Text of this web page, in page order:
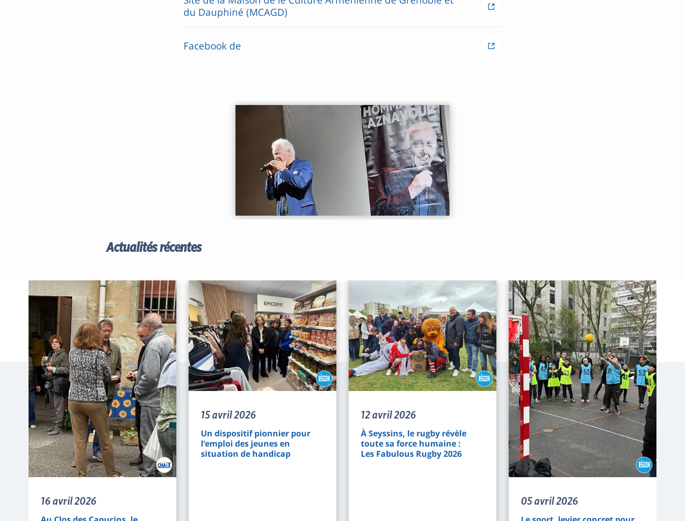
du Dauphiné (MCAGD)
Facebook de
Actualités récentes
16 avril 2026
15 avril 2026
Un dispositif pionnier pour
l’emploi des jeunes en
situation de handicap
12 avril 2026
À Seyssins, le rugby révèle
toute sa force humaine :
Les Fabulous Rugby 2026
05 avril 2026